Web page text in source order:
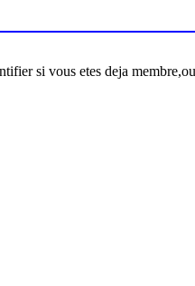
si vous etes deja